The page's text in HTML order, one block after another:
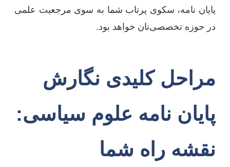
پایان نامه، سکوی پرتاب شما به سوی مرجعیت علمی
در حوزه تخصصی‌تان خواهد بود.
مراحل کلیدی نگارش
پایان نامه علوم سیاسی:
نقشه راه شما